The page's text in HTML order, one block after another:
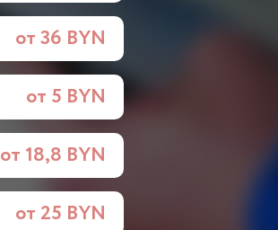
от 36 BYN
от 5 BYN
от 18,8 BYN
от 25 BYN